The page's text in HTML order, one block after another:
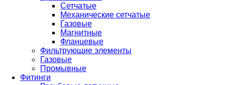
Сетчатые
Механические сетчатые
Газовые
Магнитные
Фланцевые
Фильтрующие элементы
Газовые
Промывные
Фитинги